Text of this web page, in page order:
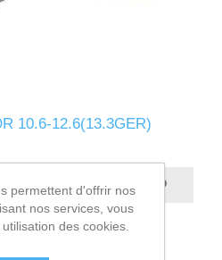
10.6-12.6(13.3GER)
permettent d'offrir nos
nos services, vous
des cookies.